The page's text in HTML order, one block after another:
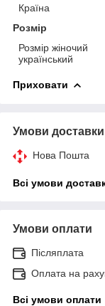
Країна
Розмір
Розмір жіночий
український
Приховати
Умови доставки
Нова Пошта
Всі умови
Умови оплати
Післяплата
Оплата на
Всі умови оплати